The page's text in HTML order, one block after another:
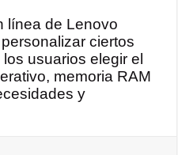
línea de Lenovo
ciertos
usuarios elegir el
memoria RAM
y